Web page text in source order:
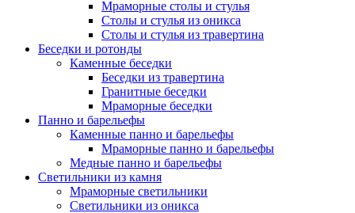
Мраморные столы и стулья
Столы и стулья из оникса
Столы и стулья из травертина
Беседки и ротонды
Каменные беседки
Беседки из травертина
Гранитные беседки
Мраморные беседки
Панно и барельефы
Каменные панно и барельефы
Мраморные панно и барельефы
Медные панно и барельефы
Светильники из камня
Мраморные светильники
Светильники из оникса